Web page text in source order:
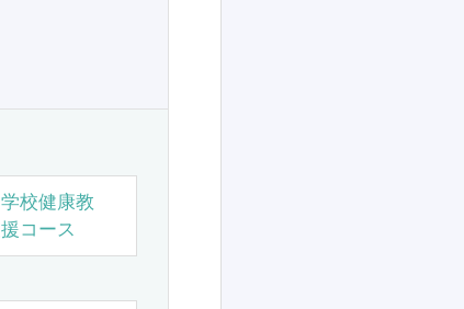
校健康教
コース